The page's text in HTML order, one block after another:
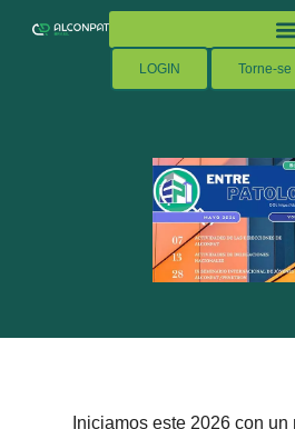
LOGIN Torne-se
Iniciamos este 2026 con un